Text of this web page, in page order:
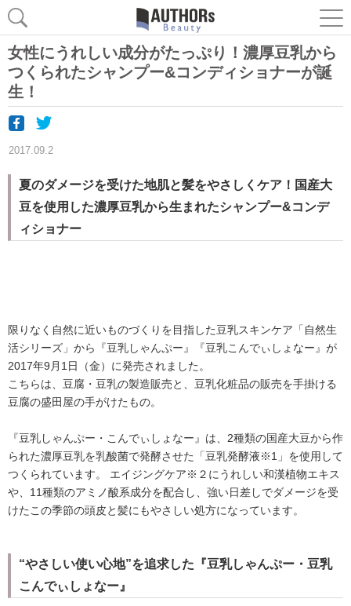
女性にうれしい成分がたっぷり！濃厚豆乳から
つくられたシャンプー&コンディショナーが誕
生！
2017.09.2
夏のダメージを受けた地肌と髪をやさしくケア！国産大
豆を使用した濃厚豆乳から生まれたシャンプー&コンデ
ィショナー
限りなく自然に近いものづくりを目指した豆乳スキンケア「自然生
活シリーズ」から『豆乳しゃんぷー』『豆乳こんでぃしょなー』が
2017年9月1日（金）に発売されました。
こちらは、豆腐・豆乳の製造販売と、豆乳化粧品の販売を手掛ける
豆腐の盛田屋の手がけたもの。
『豆乳しゃんぷー・こんでぃしょなー』は、2種類の国産大豆から作
られた濃厚豆乳を乳酸菌で発酵させた「豆乳発酵液※1」を使用して
つくられています。 エイジングケア※２にうれしい和漢植物エキス
や、11種類のアミノ酸系成分を配合し、強い日差しでダメージを受
けたこの季節の頭皮と髪にもやさしい処方になっています。
“やさしい使い心地”を追求した『豆乳しゃんぷー・豆乳
こんでぃしょなー』